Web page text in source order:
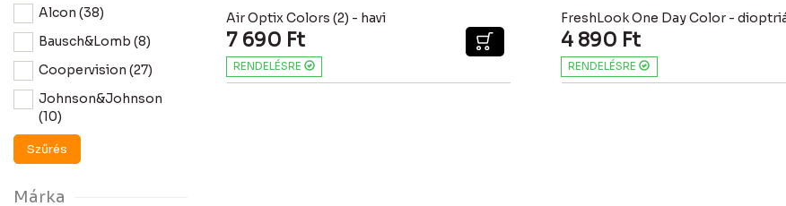
Alcon (38)
Bausch&Lomb (8)
Coopervision (27)
Johnson&Johnson
(10)
Szűrés
Márka
Air Optix Colors (2) - havi
7 690 Ft
RENDELÉSRE
4 890 Ft
RENDELÉSRE